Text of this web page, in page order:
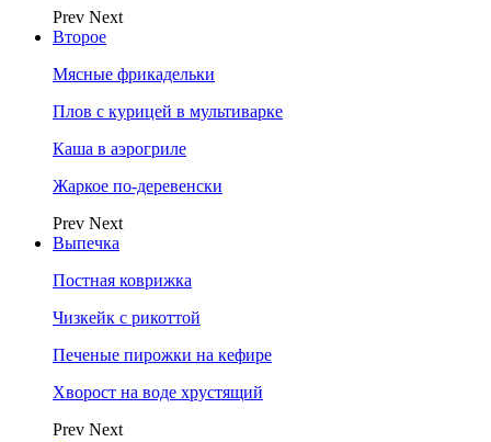
Prev Next
Второе
Мясные фрикадельки
Плов с курицей в мультиварке
Каша в аэрогриле
Жаркое по-деревенски
Prev Next
Выпечка
Постная коврижка
Чизкейк с рикоттой
Печеные пирожки на кефире
Хворост на воде хрустящий
Prev Next